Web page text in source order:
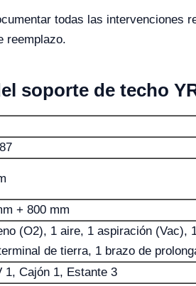
todas las intervenciones
reemplazo.
soporte de techo
+ 800 mm
(O2), 1 aire, 1 aspiración (Vac),
de tierra, 1 brazo de
1, Cajón 1, Estante 3